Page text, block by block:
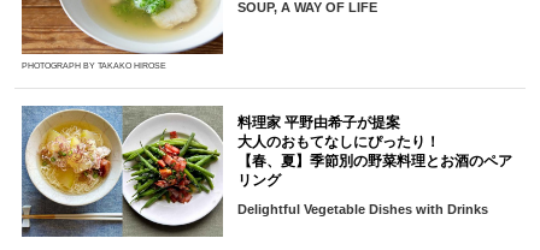
PHOTOGRAPH BY TAKAKO HIROSE
SOUP, A WAY OF LIFE
料理家 平野由希子が提案
大人のおもてなしにぴったり！
【春、夏】季節別の野菜料理とお酒のペア
リング
Delightful Vegetable Dishes with Drinks